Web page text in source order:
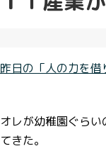
昨日の「人の力を
オレが幼稚園ぐら
てきた。